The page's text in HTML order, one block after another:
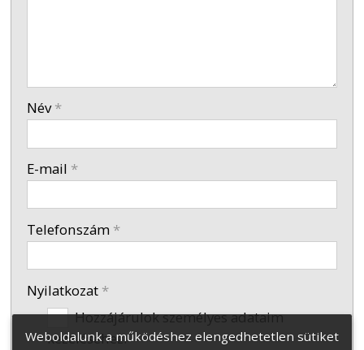
-
Név*
E-mail *
Telefonszám *
Nyilatkozat *
Hozzájárulok személyes adataim
kezeléséhez.
Weboldalunk a működéshez elengedhetetlen sütiket